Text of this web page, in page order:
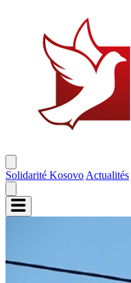
Solidarité Kosovo Actualités